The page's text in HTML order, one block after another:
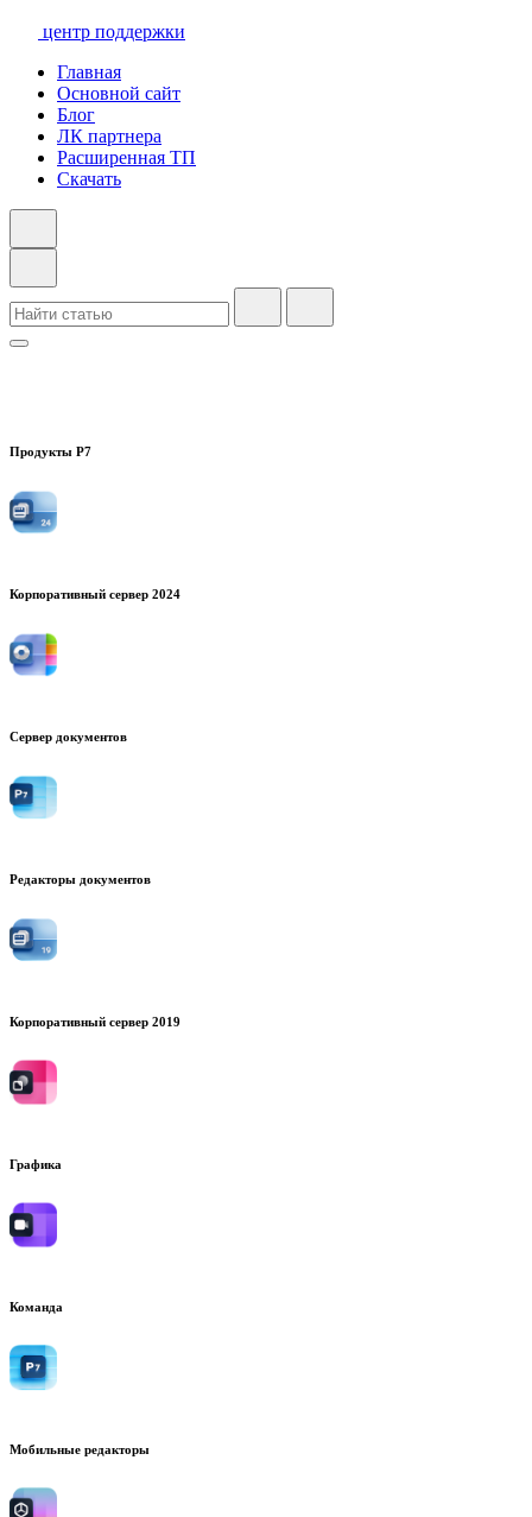
центр поддержки
Главная
Основной сайт
Блог
ЛК партнера
Расширенная ТП
Скачать
Продукты Р7
Корпоративный сервер 2024
Сервер документов
Редакторы документов
Корпоративный сервер 2019
Графика
Команда
Мобильные редакторы